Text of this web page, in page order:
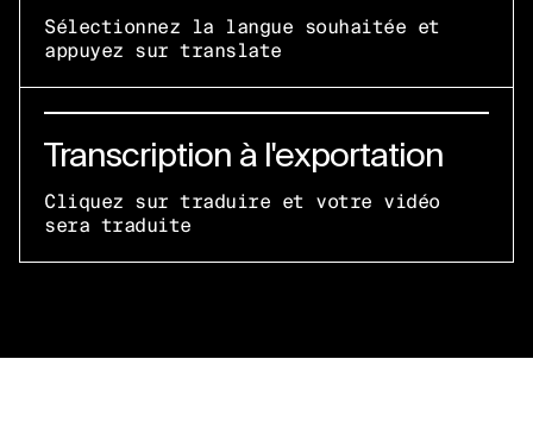
Sélectionnez la langue souhaitée et
appuyez sur translate
Transcription à l'exportation
Cliquez sur traduire et votre vidéo
sera traduite